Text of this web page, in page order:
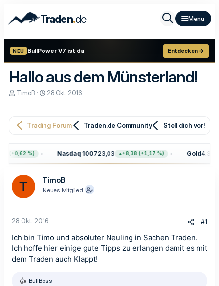
Traden.de
NEU BullPower V7 ist da Entdecken →
Hallo aus dem Münsterland!
E
e
r
TimoB
E
e
m
28 Okt. 2016
Trading Forum Traden.de Community Stell dich vor!
(+0,62 %) Nasdaq 100723,03 +8,38 (+1,17 %) Gold
T TimoB
Neues Mitglied
28 Okt. 2016 #1
Ich bin Timo und absoluter Neuling in Sachen Traden.
Ich hoffe hier einige gute Tipps zu erlangen damit es mit
dem Traden auch Klappt!
R
BullBoss